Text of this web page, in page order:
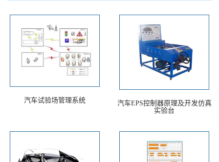
汽车试验场管理系统
汽车EPS控制器原理及开发仿真
实验台